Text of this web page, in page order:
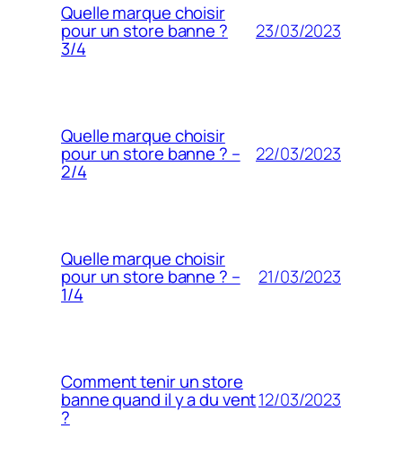
Quelle marque choisir
pour un store banne ?
3/4
23/03/2023
Quelle marque choisir
pour un store banne ? –
2/4
22/03/2023
Quelle marque choisir
pour un store banne ? –
1/4
21/03/2023
Comment tenir un store
banne quand il y a du vent
?
12/03/2023